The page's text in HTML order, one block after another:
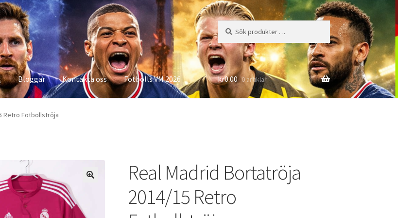
Sök
efter:
Sök
Bloggar Kontakta oss Fotbolls VM 2026
Varukorg
kr0.00 0 artiklar
Retro Fotbollströja
Real Madrid Bortatröja
2014/15 Retro